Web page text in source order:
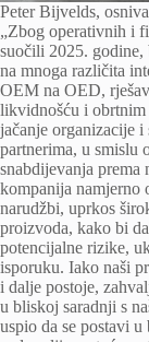
Peter Bijvelds,
„Zbog operativnih i
suočili 2025.
na mnoga različita
OEM na OED,
likvidnošću i
jačanje organizacije
partnerima, u smislu
snabdijevanja
kompanija namjerno
narudžbi, uprkos
proizvoda, kako bi
potencijalne rizike,
isporuku. Iako naši
i dalje postoje,
u bliskoj saradnji s
uspio da se postavi